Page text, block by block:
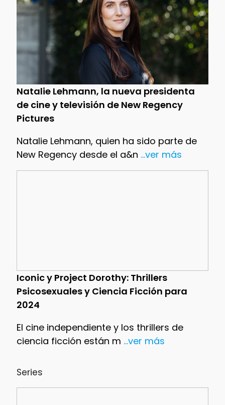
Natalie Lehmann, la nueva presidenta
de cine y televisión de New Regency
Pictures
Natalie Lehmann, quien ha sido parte de
New Regency desde el a&n ...ver más
Iconic y Project Dorothy: Thrillers
Psicosexuales y Ciencia Ficción para
2024
El cine independiente y los thrillers de
ciencia ficción están m ...ver más
Series